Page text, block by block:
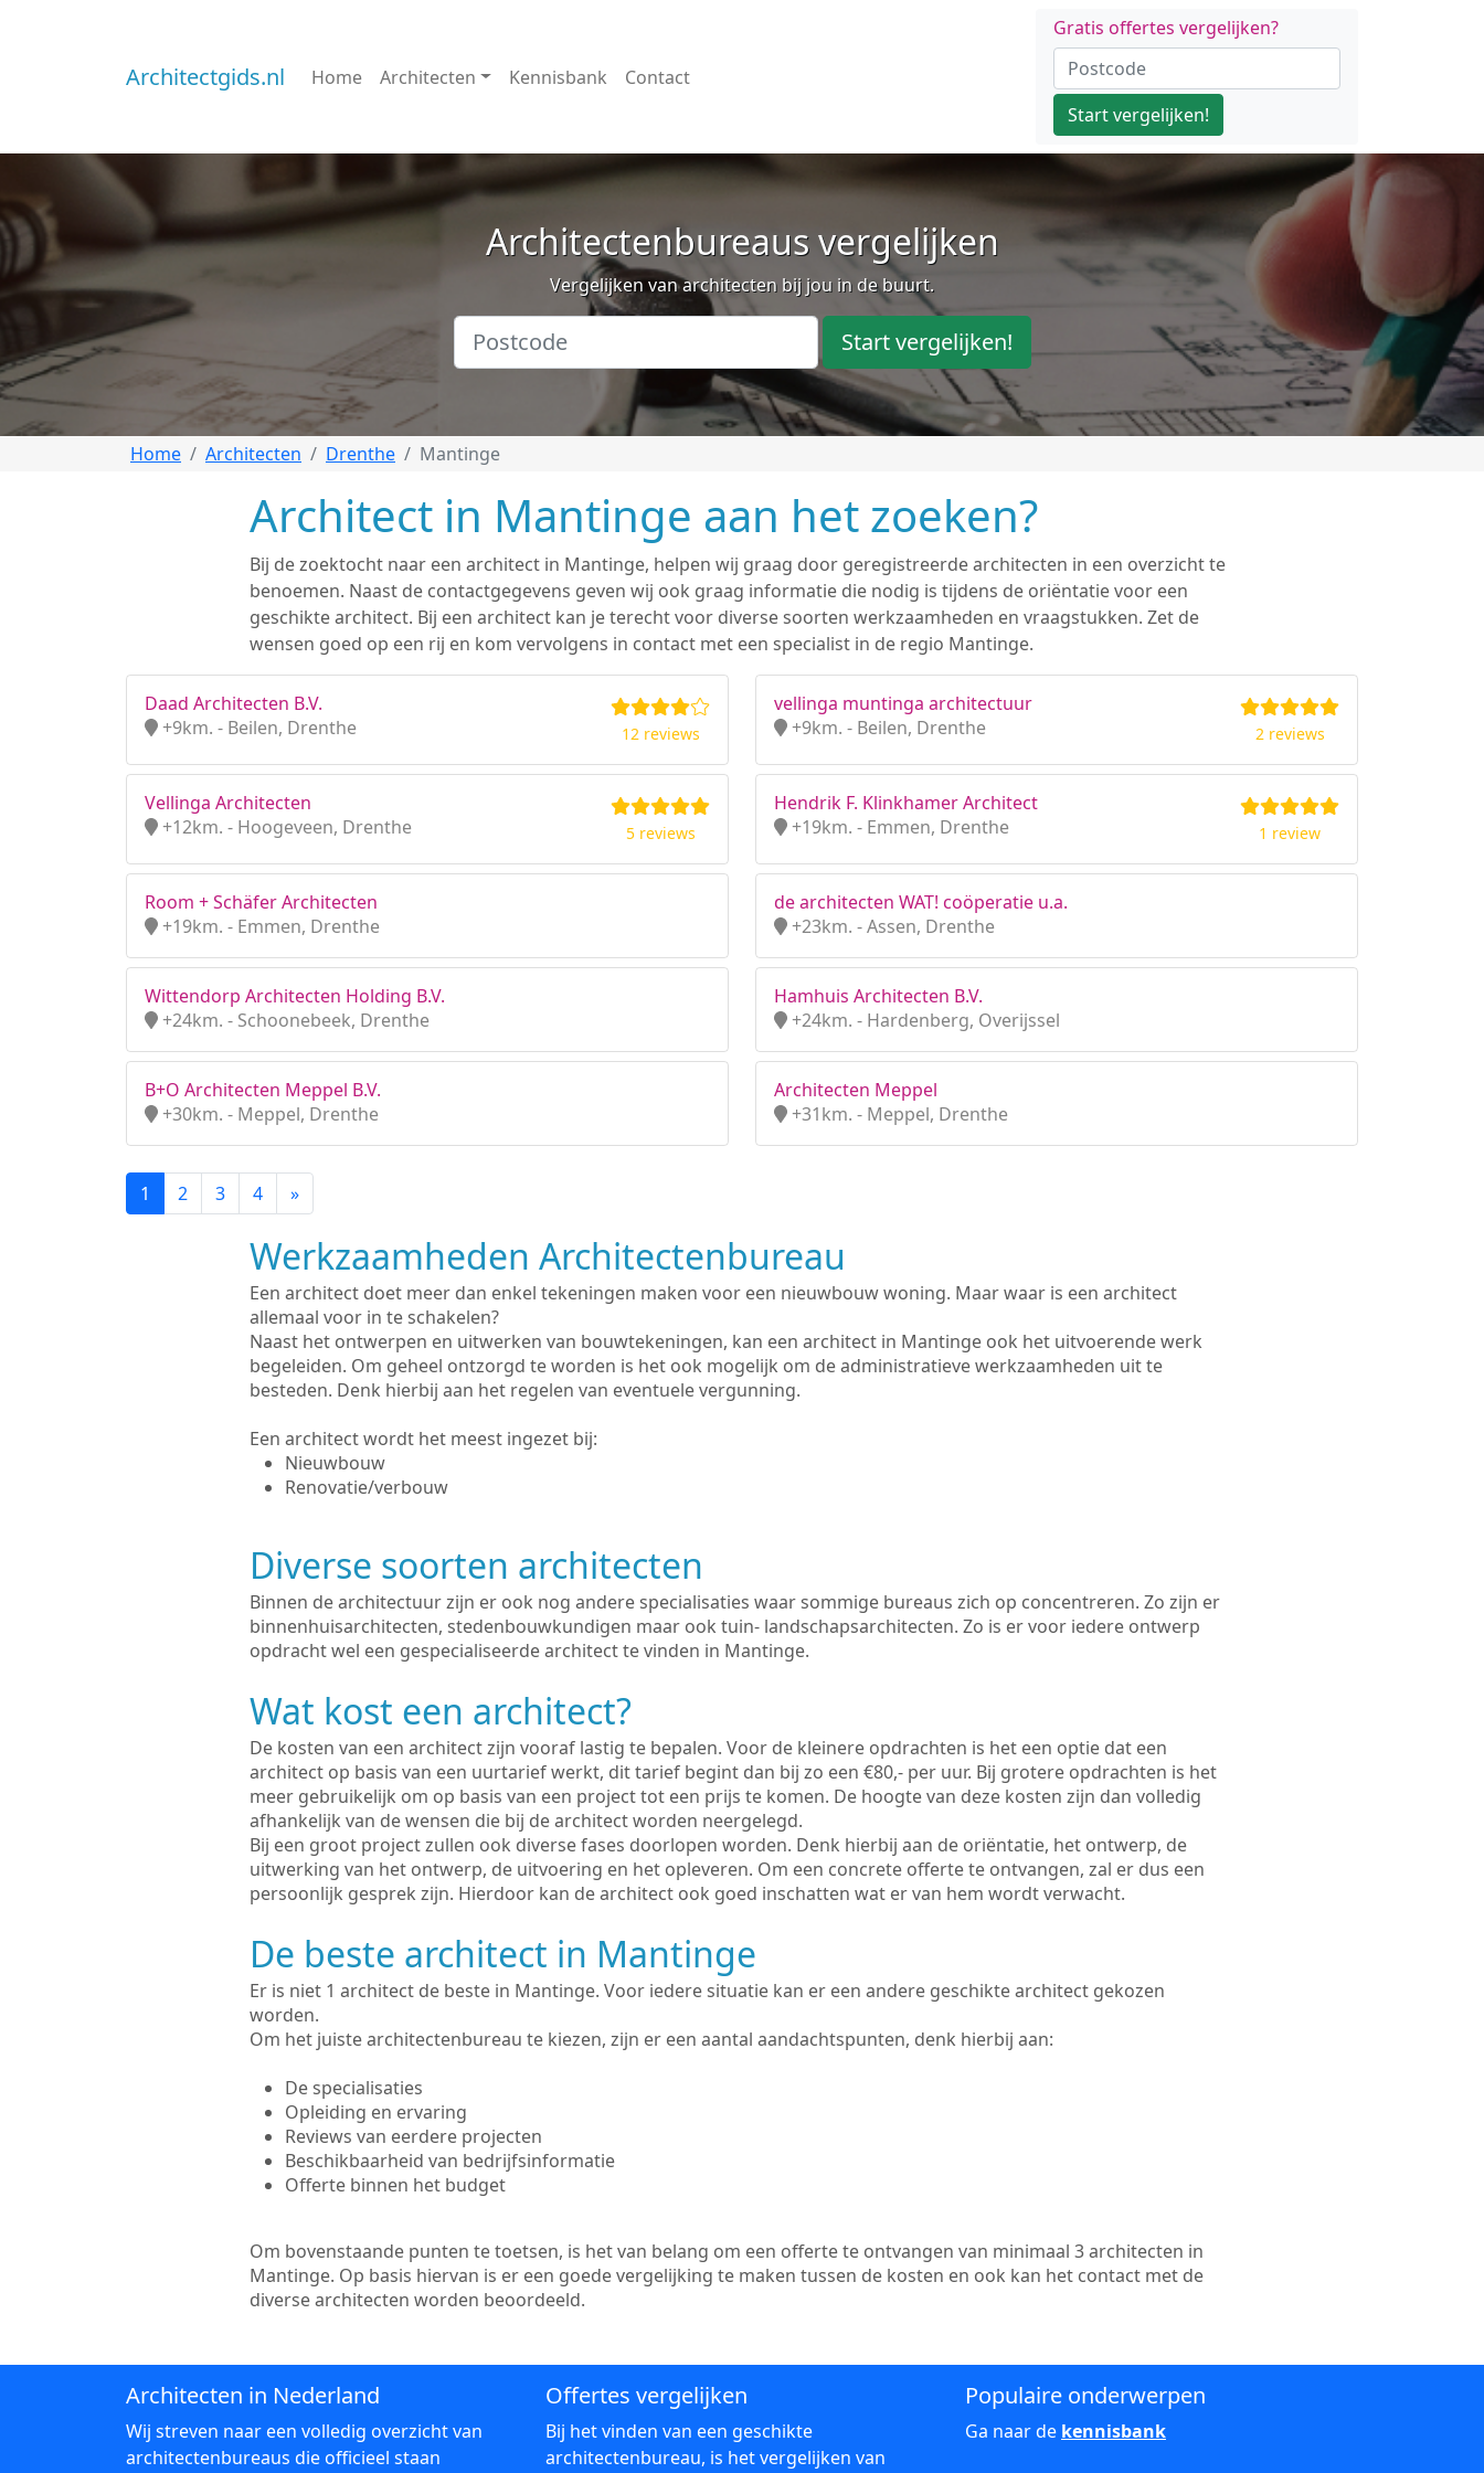
Architectgids.nl Home Architecten Kennisbank Contact
Gratis offertes vergelijken?
Start vergelijken!
Architectenbureaus vergelijken
Vergelijken van architecten bij jou in de buurt.
Start vergelijken!
Home Architecten Drenthe Mantinge
Architect in Mantinge aan het zoeken?
Bij de zoektocht naar een architect in Mantinge, helpen wij graag door geregistreerde architecten in een overzicht te
benoemen. Naast de contactgegevens geven wij ook graag informatie die nodig is tijdens de oriëntatie voor een
geschikte architect. Bij een architect kan je terecht voor diverse soorten werkzaamheden en vraagstukken. Zet de
wensen goed op een rij en kom vervolgens in contact met een specialist in de regio Mantinge.
Daad Architecten B.V.
+9km. - Beilen, Drenthe
12 reviews
vellinga muntinga architectuur
+9km. - Beilen, Drenthe
2 reviews
Vellinga Architecten
+12km. - Hoogeveen, Drenthe
5 reviews
Hendrik F. Klinkhamer Architect
+19km. - Emmen, Drenthe
1 review
Room + Schäfer Architecten
+19km. - Emmen, Drenthe
de architecten WAT! coöperatie u.a.
+23km. - Assen, Drenthe
Wittendorp Architecten Holding B.V.
+24km. - Schoonebeek, Drenthe
Hamhuis Architecten B.V.
+24km. - Hardenberg, Overijssel
B+O Architecten Meppel B.V.
+30km. - Meppel, Drenthe
Architecten Meppel
+31km. - Meppel, Drenthe
1 2 3 4 »
Werkzaamheden Architectenbureau
Een architect doet meer dan enkel tekeningen maken voor een nieuwbouw woning. Maar waar is een architect
allemaal voor in te schakelen?
Naast het ontwerpen en uitwerken van bouwtekeningen, kan een architect in Mantinge ook het uitvoerende werk
begeleiden. Om geheel ontzorgd te worden is het ook mogelijk om de administratieve werkzaamheden uit te
besteden. Denk hierbij aan het regelen van eventuele vergunning.
Een architect wordt het meest ingezet bij:
Nieuwbouw
Renovatie/verbouw
Diverse soorten architecten
Binnen de architectuur zijn er ook nog andere specialisaties waar sommige bureaus zich op concentreren. Zo zijn er
binnenhuisarchitecten, stedenbouwkundigen maar ook tuin- landschapsarchitecten. Zo is er voor iedere ontwerp
opdracht wel een gespecialiseerde architect te vinden in Mantinge.
Wat kost een architect?
De kosten van een architect zijn vooraf lastig te bepalen. Voor de kleinere opdrachten is het een optie dat een
architect op basis van een uurtarief werkt, dit tarief begint dan bij zo een €80,- per uur. Bij grotere opdrachten is het
meer gebruikelijk om op basis van een project tot een prijs te komen. De hoogte van deze kosten zijn dan volledig
afhankelijk van de wensen die bij de architect worden neergelegd.
Bij een groot project zullen ook diverse fases doorlopen worden. Denk hierbij aan de oriëntatie, het ontwerp, de
uitwerking van het ontwerp, de uitvoering en het opleveren. Om een concrete offerte te ontvangen, zal er dus een
persoonlijk gesprek zijn. Hierdoor kan de architect ook goed inschatten wat er van hem wordt verwacht.
De beste architect in Mantinge
Er is niet 1 architect de beste in Mantinge. Voor iedere situatie kan er een andere geschikte architect gekozen
worden.
Om het juiste architectenbureau te kiezen, zijn er een aantal aandachtspunten, denk hierbij aan:
De specialisaties
Opleiding en ervaring
Reviews van eerdere projecten
Beschikbaarheid van bedrijfsinformatie
Offerte binnen het budget
Om bovenstaande punten te toetsen, is het van belang om een offerte te ontvangen van minimaal 3 architecten in
Mantinge. Op basis hiervan is er een goede vergelijking te maken tussen de kosten en ook kan het contact met de
diverse architecten worden beoordeeld.
Architecten in Nederland
Wij streven naar een volledig overzicht van
architectenbureaus die officieel staan
Offertes vergelijken
Bij het vinden van een geschikte
architectenbureau, is het vergelijken van
Populaire onderwerpen
Ga naar de kennisbank